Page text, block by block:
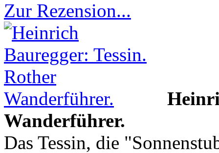
Zur Rezension...
Wanderführer.
Das Tessin, die